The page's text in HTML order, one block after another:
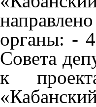
органы: -
Совета
к